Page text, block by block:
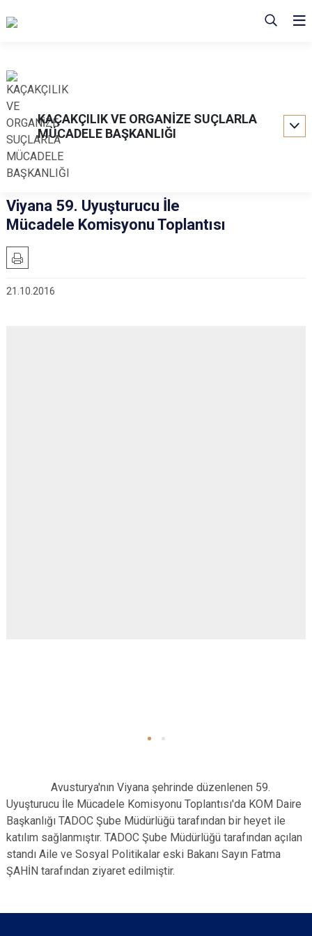
KAÇAKÇILIK VE ORGANİZE SUÇLARLA
MÜCADELE BAŞKANLIĞI
Viyana 59. Uyuşturucu İle
Mücadele Komisyonu Toplantısı
21.10.2016
Avusturya'nın Viyana şehrinde düzenlenen 59.
Uyuşturucu İle Mücadele Komisyonu Toplantısı'da KOM Daire
Başkanlığı TADOC Şube Müdürlüğü tarafından bir heyet ile
katılım sağlanmıştır. TADOC Şube Müdürlüğü tarafından açılan
standı Aile ve Sosyal Politikalar eski Bakanı Sayın Fatma
ŞAHİN tarafından ziyaret edilmiştir.